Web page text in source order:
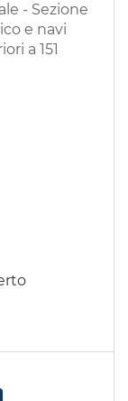
- Sezione
e navi
a 151